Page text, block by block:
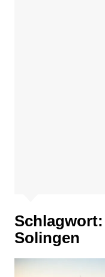
Schlagwort:
Solingen